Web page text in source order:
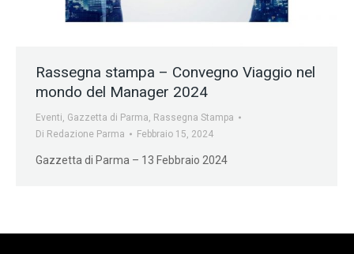
Rassegna stampa – Convegno Viaggio nel
mondo del Manager 2024
Eventi, Gazzetta di Parma, Rassegna Stampa
Di Redazione Parma Febbraio 15, 2024
Gazzetta di Parma – 13 Febbraio 2024